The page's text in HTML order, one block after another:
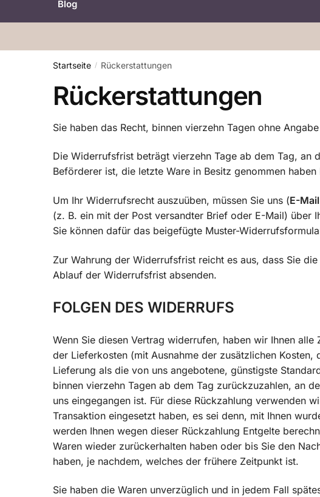
Blog
Startseite / Rückerstattungen
Rückerstattungen
Sie haben das Recht, binnen vierzehn Tagen ohne
Die Widerrufsfrist beträgt vierzehn Tage ab dem Tag, an
Beförderer ist, die letzte Ware in Besitz genommen haben
Um Ihr Widerrufsrecht auszuüben, müssen Sie uns (E-
(z. B. ein mit der Post versandter Brief oder E-Mail) über
Sie können dafür das beigefügte Muster-
Zur Wahrung der Widerrufsfrist reicht es aus, dass Sie
Ablauf der Widerrufsfrist absenden.
FOLGEN DES WIDERRUFS
Wenn Sie diesen Vertrag widerrufen, haben wir Ihnen
der Lieferkosten (mit Ausnahme der zusätzlichen
Lieferung als die von uns angebotene, günstigste
binnen vierzehn Tagen ab dem Tag zurückzuzahlen, an
uns eingegangen ist. Für diese Rückzahlung verwenden
Transaktion eingesetzt haben, es sei denn, mit Ihnen
werden Ihnen wegen dieser Rückzahlung Entgelte
Waren wieder zurückerhalten haben oder bis Sie den
haben, je nachdem, welches der frühere Zeitpunkt ist.
Sie haben die Waren unverzüglich und in jedem Fall